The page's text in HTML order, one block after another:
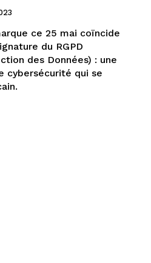
ce 25 mai coïncide
du RGPD
des Données) : une
cybersécurité qui se